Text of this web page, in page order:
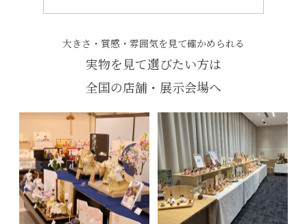
大きさ・質感・雰囲気を見て確かめられる
実物を見て選びたい方は
全国の店舗・展示会場へ